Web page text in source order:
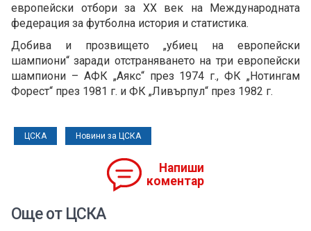
европейски отбори за XX век на Международната
федерация за футболна история и статистика.
Добива и прозвището „убиец на европейски
шампиони“ заради отстраняването на три европейски
шампиони – АФК „Аякс“ през 1974 г., ФК „Нотингам
Форест“ през 1981 г. и ФК „Ливърпул“ през 1982 г.
ЦСКА Новини за ЦСКА
Напиши
коментар
Още от ЦСКА